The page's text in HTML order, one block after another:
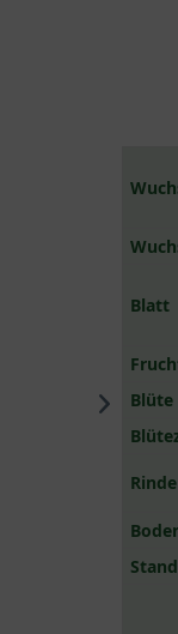
Blatt
Blüte
Rinde